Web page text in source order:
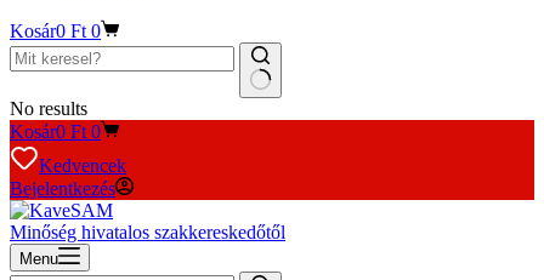
Kosár0 Ft 0
No results
Kosár0 Ft 0
Kedvencek
Bejelentkezés
Minőség hivatalos szakkereskedőtől
Menu